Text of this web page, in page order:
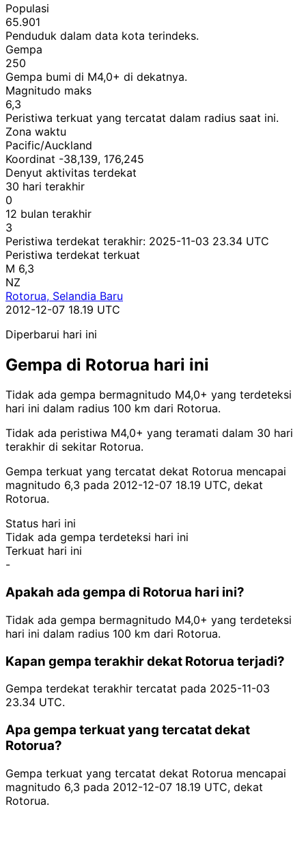
Populasi
65.901
Penduduk dalam data kota terindeks.
Gempa
250
Gempa bumi di M4,0+ di dekatnya.
Magnitudo maks
6,3
Peristiwa terkuat yang tercatat dalam radius saat ini.
Zona waktu
Pacific/Auckland
Koordinat -38,139, 176,245
Denyut aktivitas terdekat
30 hari terakhir
0
12 bulan terakhir
3
Peristiwa terdekat terakhir: 2025-11-03 23.34 UTC
Peristiwa terdekat terkuat
M 6,3
NZ
Rotorua, Selandia Baru
2012-12-07 18.19 UTC
Diperbarui hari ini
Gempa di Rotorua hari ini
Tidak ada gempa bermagnitudo M4,0+ yang terdeteksi
hari ini dalam radius 100 km dari Rotorua.
Tidak ada peristiwa M4,0+ yang teramati dalam 30 hari
terakhir di sekitar Rotorua.
Gempa terkuat yang tercatat dekat Rotorua mencapai
magnitudo 6,3 pada 2012-12-07 18.19 UTC, dekat
Rotorua.
Status hari ini
Tidak ada gempa terdeteksi hari ini
Terkuat hari ini
-
Apakah ada gempa di Rotorua hari ini?
Tidak ada gempa bermagnitudo M4,0+ yang terdeteksi
hari ini dalam radius 100 km dari Rotorua.
Kapan gempa terakhir dekat Rotorua terjadi?
Gempa terdekat terakhir tercatat pada 2025-11-03
23.34 UTC.
Apa gempa terkuat yang tercatat dekat
Rotorua?
Gempa terkuat yang tercatat dekat Rotorua mencapai
magnitudo 6,3 pada 2012-12-07 18.19 UTC, dekat
Rotorua.